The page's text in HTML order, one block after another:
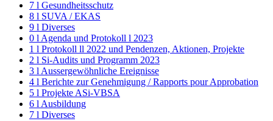
7 l Gesundheitsschutz
8 l SUVA / EKAS
9 l Diverses
0 l Agenda und Protokoll l 2023
1 l Protokoll ll 2022 und Pendenzen, Aktionen, Projekte
2 l Si-Audits und Programm 2023
3 l Aussergewöhnliche Ereignisse
4 l Berichte zur Genehmigung / Rapports pour Approbation
5 l Projekte ASi-VBSA
6 l Ausbildung
7 l Diverses